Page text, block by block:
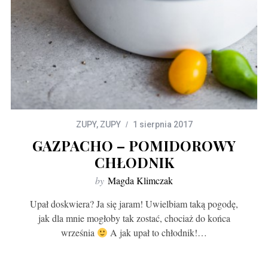
ZUPY, ZUPY 1 sierpnia 2017
GAZPACHO – POMIDOROWY
CHŁODNIK
by Magda Klimczak
Upał doskwiera? Ja się jaram! Uwielbiam taką pogodę,
jak dla mnie mogłoby tak zostać, chociaż do końca
września
A jak upał to chłodnik!…